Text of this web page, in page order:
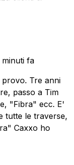
minuti fa
Tre anni
passo a Tim
"Fibra" ecc. E'
tutte le traverse,
Caxxo ho